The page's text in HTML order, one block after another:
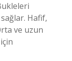
Hafif,
ve uzun